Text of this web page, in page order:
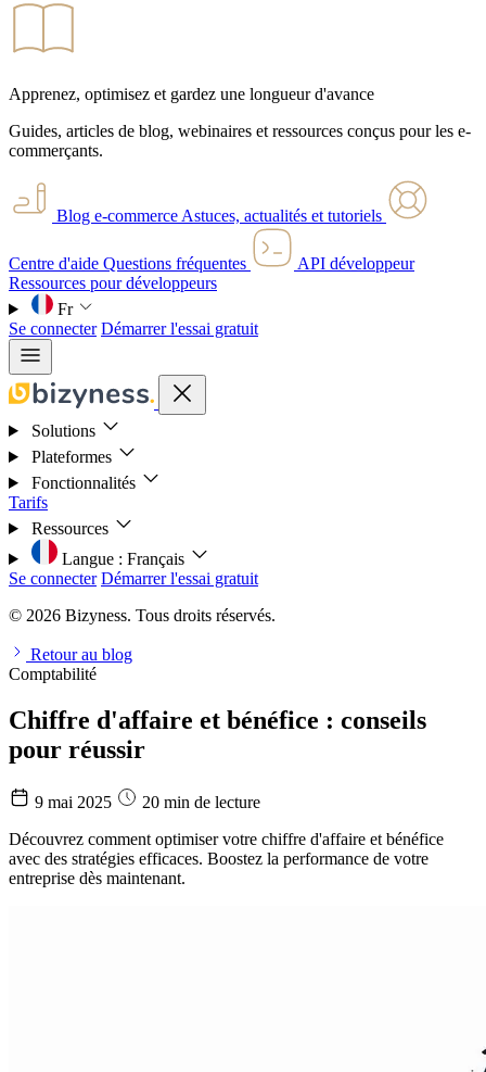
Apprenez, optimisez et gardez une longueur d'avance
Guides, articles de blog, webinaires et ressources conçus pour les e-
commerçants.
Blog e-commerce Astuces, actualités et tutoriels
Centre d'aide Questions fréquentes
API développeur
Ressources pour développeurs
Fr
Se connecter Démarrer l'essai gratuit
Solutions
Plateformes
Fonctionnalités
Tarifs
Ressources
Langue : Français
Se connecter Démarrer l'essai gratuit
© 2026 Bizyness. Tous droits réservés.
Retour au blog
Comptabilité
Chiffre d'affaire et bénéfice : conseils
pour réussir
9 mai 2025
20 min de lecture
Découvrez comment optimiser votre chiffre d'affaire et bénéfice
avec des stratégies efficaces. Boostez la performance de votre
entreprise dès maintenant.